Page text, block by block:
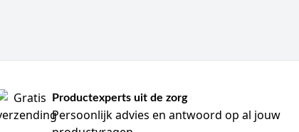
Productexperts uit de zorg
Persoonlijk advies en antwoord op al jouw